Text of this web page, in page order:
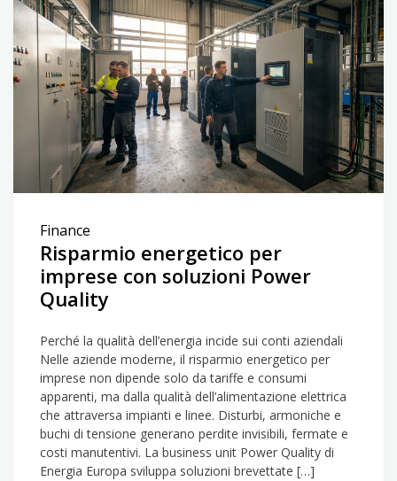
Finance
Risparmio energetico per
imprese con soluzioni Power
Quality
Perché la qualità dell’energia incide sui conti aziendali
Nelle aziende moderne, il risparmio energetico per
imprese non dipende solo da tariffe e consumi
apparenti, ma dalla qualità dell’alimentazione elettrica
che attraversa impianti e linee. Disturbi, armoniche e
buchi di tensione generano perdite invisibili, fermate e
costi manutentivi. La business unit Power Quality di
Energia Europa sviluppa soluzioni brevettate […]